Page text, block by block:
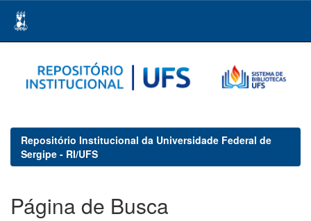
navigation
Repositório Institucional da Universidade Federal de
Sergipe - RI/UFS
Página de Busca